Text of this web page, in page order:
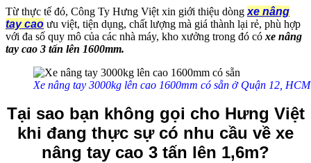
Từ thực tế đó, Công Ty Hưng Việt xin giới thiệu dòng xe nâng
tay cao ưu việt, tiện dụng, chất lượng mà giá thành lại rẻ, phù hợp
với đa số quy mô của các nhà máy, kho xưởng trong đó có xe nâng
tay cao 3 tấn lên 1600mm.
Xe nâng tay 3000kg lên cao 1600mm có sẵn ở Quận 12, HCM
Tại sao bạn không gọi cho Hưng Việt
khi đang thực sự có nhu cầu về xe
nâng tay cao 3 tấn lên 1,6m?